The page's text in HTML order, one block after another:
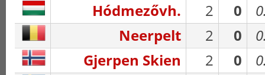
Hódmezővh.
2 0
Neerpelt
2 0
Gjerpen Skien
2 0